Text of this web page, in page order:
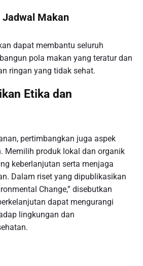
Makan
dapat membantu seluruh
pola makan yang teratur dan
ringan yang tidak sehat.
Etika dan
pertimbangkan juga aspek
Memilih produk lokal dan organik
keberlanjutan serta menjaga
Dalam riset yang dipublikasikan
Change,” disebutkan
dapat mengurangi
lingkungan dan